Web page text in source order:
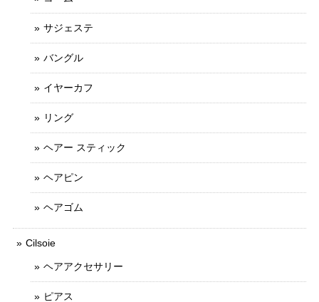
サジェステ
バングル
イヤーカフ
リング
ヘアー スティック
ヘアピン
ヘアゴム
Cilsoie
ヘアアクセサリー
ピアス